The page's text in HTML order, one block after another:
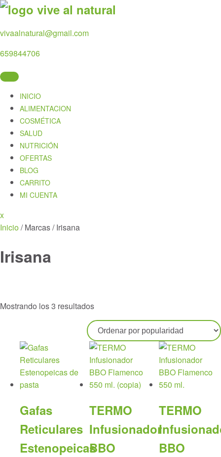
Skip
content
vivaalnatural@gmail.com
659844706
INICIO
ALIMENTACION
COSMÉTICA
SALUD
NUTRICIÓN
OFERTAS
BLOG
CARRITO
MI CUENTA
xClose
Menu
Inicio/ Marcas / Irisana
Irisana
Mostrando los 3 resultadosOrdenado
por
popularidad
Gafas
Reticulares
Estenopeicas
TERMO
Infusionador
BBO
TERMO
BBO